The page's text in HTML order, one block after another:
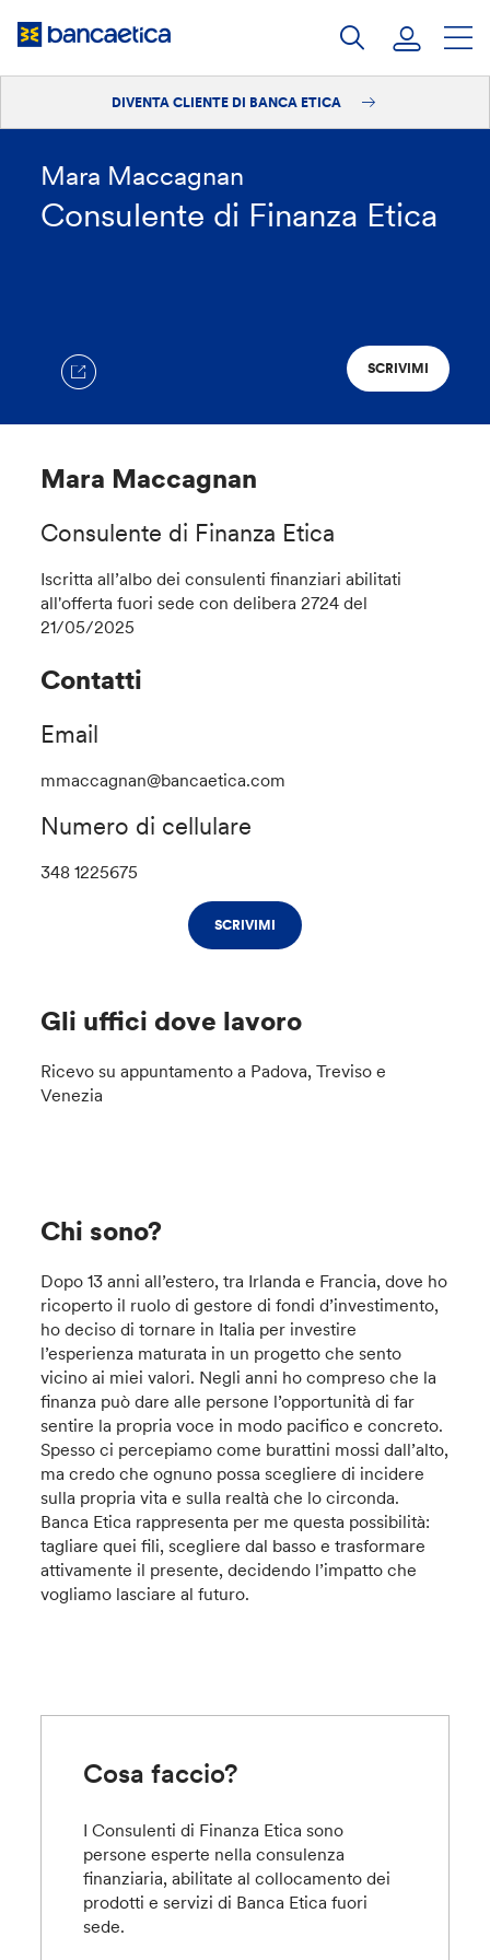
Diventa cliente
DIVENTA CLIENTE DI BANCA ETICA
Mara Maccagnan
Consulente di Finanza Etica
SCRIVIMI
Mara Maccagnan
Consulente di Finanza Etica
Iscritta all’albo dei consulenti finanziari abilitati
all'offerta fuori sede con delibera 2724 del
21/05/2025
Contatti
Email
mmaccagnan@bancaetica.com
Numero di cellulare
348 1225675
SCRIVIMI
Gli uffici dove lavoro
Ricevo su appuntamento a Padova, Treviso e
Venezia
Chi sono?
Dopo 13 anni all’estero, tra Irlanda e Francia, dove ho
ricoperto il ruolo di gestore di fondi d’investimento,
ho deciso di tornare in Italia per investire
l’esperienza maturata in un progetto che sento
vicino ai miei valori. Negli anni ho compreso che la
finanza può dare alle persone l’opportunità di far
sentire la propria voce in modo pacifico e concreto.
Spesso ci percepiamo come burattini mossi dall’alto,
ma credo che ognuno possa scegliere di incidere
sulla propria vita e sulla realtà che lo circonda.
Banca Etica rappresenta per me questa possibilità:
tagliare quei fili, scegliere dal basso e trasformare
attivamente il presente, decidendo l’impatto che
vogliamo lasciare al futuro.
Cosa faccio?
I Consulenti di Finanza Etica sono
persone esperte nella consulenza
finanziaria, abilitate al collocamento dei
prodotti e servizi di Banca Etica fuori
sede.